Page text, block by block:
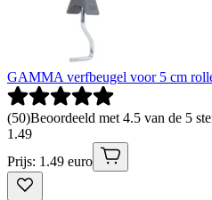
GAMMA verfbeugel voor 5 cm
(50)Beoordeeld met 4.5 van de 5
1 .49
Prijs: 1.49 euro